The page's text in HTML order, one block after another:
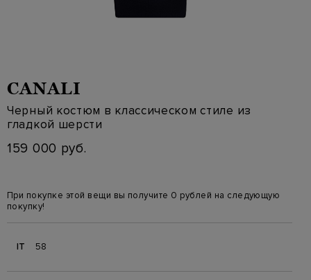
CANALI
Черный костюм в классическом стиле из
гладкой шерсти
159 000 руб.
При покупке этой вещи вы получите 0 рублей на следующую
покупку!
IT 58